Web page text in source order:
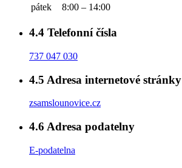
pátek
8:00 – 14:00
4.4 Telefonní čísla
737 047 030
4.5 Adresa internetové stránky
zsamslounovice.cz
4.6 Adresa podatelny
E-podatelna